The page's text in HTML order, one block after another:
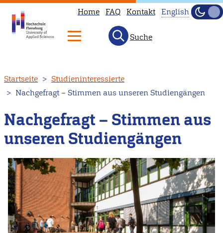
zum
Inhalt
Home FAQ Kontakt
available
English.
Head
our
English
main
page
instead.
English
Hell
Suche
Startseite
Studieninteressierte
Nachgefragt – Stimmen aus unseren Studiengängen
Nachgefragt – Stimmen aus
unseren Studiengängen